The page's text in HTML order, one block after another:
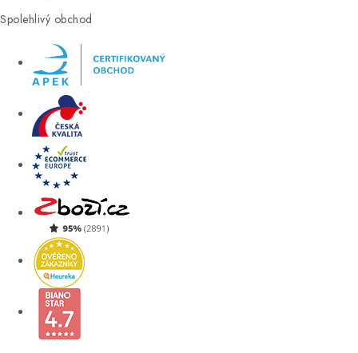
Spolehlivý obchod
Moje objednávka